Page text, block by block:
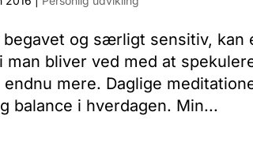
begavet og særligt sensitiv,
man bliver ved med at
mere. Daglige
balance i hverdagen. Min...